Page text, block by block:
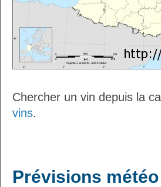
Chercher un vin depuis la
vins.
Prévisions